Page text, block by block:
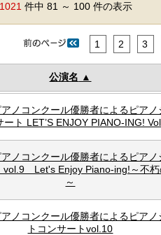
1021 件中 81 ～ 100 件の表示
1 2 3
公演名
ノコンクール優勝者によるピア
ート LET’S ENJOY PIANO-ING!
ノコンクール優勝者によるピア
vol.9 Let's Enjoy Piano-ing!～不
～
ノコンクール優勝者によるピア
トコンサートvol.10